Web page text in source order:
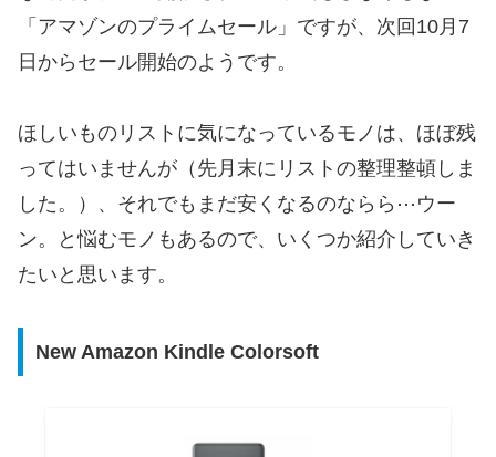
「アマゾンのプライムセール」ですが、次回10月7
日からセール開始のようです。
ほしいものリストに気になっているモノは、ほぼ残
ってはいませんが（先月末にリストの整理整頓しま
した。）、それでもまだ安くなるのならら⋯ウー
ン。と悩むモノもあるので、いくつか紹介していき
たいと思います。
New Amazon Kindle Colorsoft